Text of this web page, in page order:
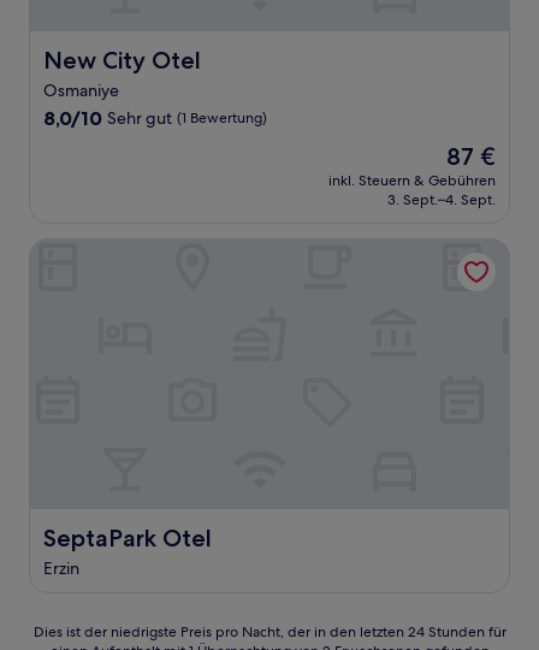
New City Otel
New City Otel
Osmaniye
8.0
Bewertung)
8,0/10 Sehr gut (1 Bewertung)
Der
Preis
beträgt
87 €
inkl. Steuern & Gebühren
3. Sept.–4. Sept.
SeptaPark Otel
SeptaPark Otel
Erzin
Dies
Dies ist der niedrigste Preis pro Nacht, der in den letzten 24 Stunden für